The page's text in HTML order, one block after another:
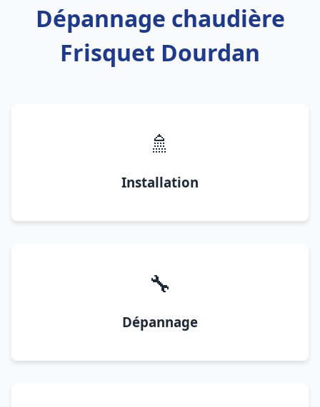
Dépannage chaudière
Frisquet Dourdan
🚿
Installation
🔧
Dépannage